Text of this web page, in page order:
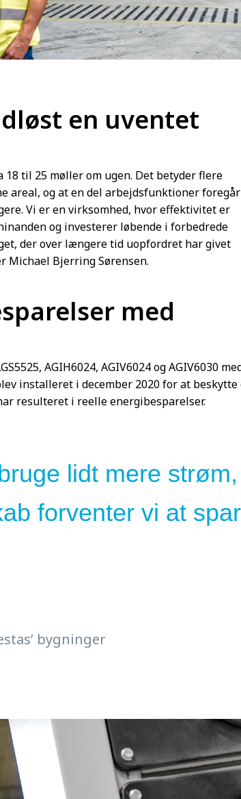
en uventet
til 25 møller om ugen. Det betyder flere
areal, og at en del arbejdsfunktioner foregår
Vi er en virksomhed, hvor effektivitet er
og investerer løbende i forbedrede
der over længere tid uopfordret har givet
Michael Bjerring Sørensen.
med
AGIH6024, AGIV6024 og AGIV6030
installeret i december 2020 for at beskytte
resulteret i reelle energibesparelser.
lidt mere
forventer vi at
bygninger